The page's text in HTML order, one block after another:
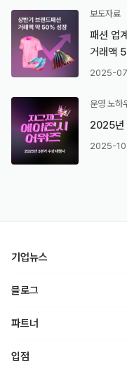
보도자료
패션 업
거래액
2025-
운영 노하
2025년
2025-
기업뉴스
블로그
파트너
입점